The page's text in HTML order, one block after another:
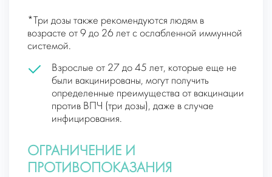
*Три дозы также рекомендуются людям в
возрасте от 9 до 26 лет с ослабленной иммунной
системой.
Взрослые от 27 до 45 лет, которые еще не
были вакцинированы, могут получить
определенные преимущества от вакцинации
против ВПЧ (три дозы), даже в случае
инфицирования.
ОГРАНИЧЕНИЕ И
ПРОТИВОПОКАЗАНИЯ